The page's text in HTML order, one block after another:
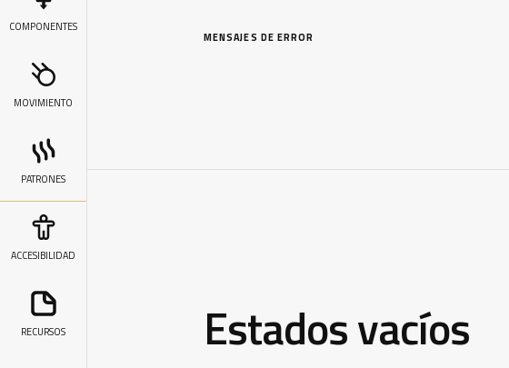
COMPONENTES
MOVIMIENTO
PATRONES
ACCESIBILIDAD
RECURSOS
MENSAJES DE ERROR
Estados vacíos